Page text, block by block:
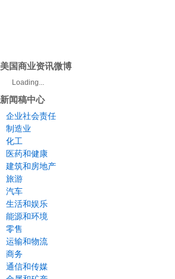
美国商业资讯微博
Loading...
新闻稿中心
企业社会责任
制造业
化工
医药和健康
建筑和房地产
旅游
汽车
生活和娱乐
能源和环境
零售
运输和物流
商务
通信和传媒